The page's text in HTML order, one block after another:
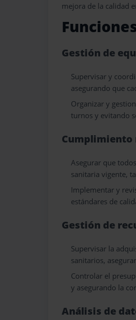
mejora de la calidad
Gestión de
Supervisar y
asegurando que
Organizar y
turnos y evitando
Cumplimiento
Asegurar que
sanitaria vigente,
Implementar y
estándares de
Gestión de
Supervisar la
sanitarios,
Controlar el
y asegurando la
Análisis de